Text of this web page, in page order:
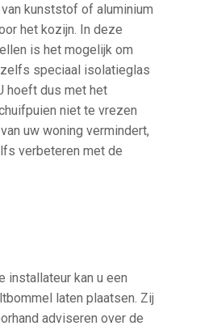
kunststof of aluminium
het kozijn. In deze
is het mogelijk om
speciaal isolatieglas
hoeft dus met het
niet te vrezen
uw woning vermindert,
verbeteren met de
installateur kan u een
laten plaatsen. Zij
adviseren over de